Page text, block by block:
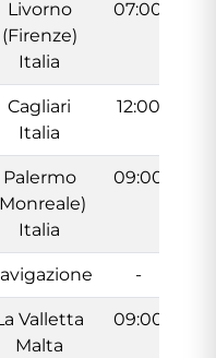
Livorno
(Firenze)
Italia
07:00
Cagliari
Italia
12:00
Palermo
Italia
09:00
-
Valletta
Malta
09:00